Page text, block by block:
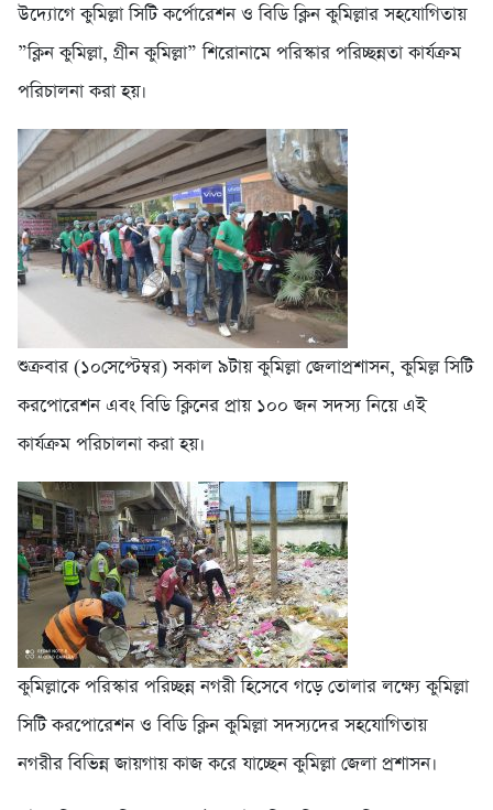
উদ্যোগে কুমিল্লা সিটি কর্পোরেশন ও বিডি ক্লিন কুমিল্লার সহযোগিতায়
”ক্লিন কুমিল্লা, গ্রীন কুমিল্লা” শিরোনামে পরিস্কার পরিচ্ছন্নতা কার্যক্রম
পরিচালনা করা হয়।
শুক্রবার (১০সেপ্টেম্বর) সকাল ৯টায় কুমিল্লা জেলাপ্রশাসন, কুমিল্ল সিটি
করপোরেশন এবং বিডি ক্লিনের প্রায় ১০০ জন সদস্য নিয়ে এই
কার্যক্রম পরিচালনা করা হয়।
কুমিল্লাকে পরিস্কার পরিচ্ছন্ন নগরী হিসেবে গড়ে তোলার লক্ষ্যে কুমিল্লা
সিটি করপোরেশন ও বিডি ক্লিন কুমিল্লা সদস্যদের সহযোগিতায়
নগরীর বিভিন্ন জায়গায় কাজ করে যাচ্ছেন কুমিল্লা জেলা প্রশাসন।